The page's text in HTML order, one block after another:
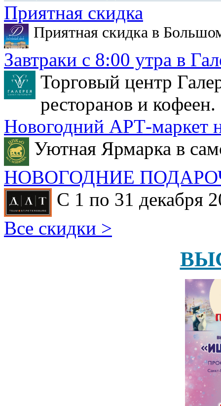
Приятная скидка
Приятная скидка в
Завтраки с 8:00 утра в
Торговый центр
ресторанов и кофеен.
Новогодний АРТ-маркет
Уютная Ярмарка в
НОВОГОДНИЕ
С 1 по 31 декабря
Все скидки >